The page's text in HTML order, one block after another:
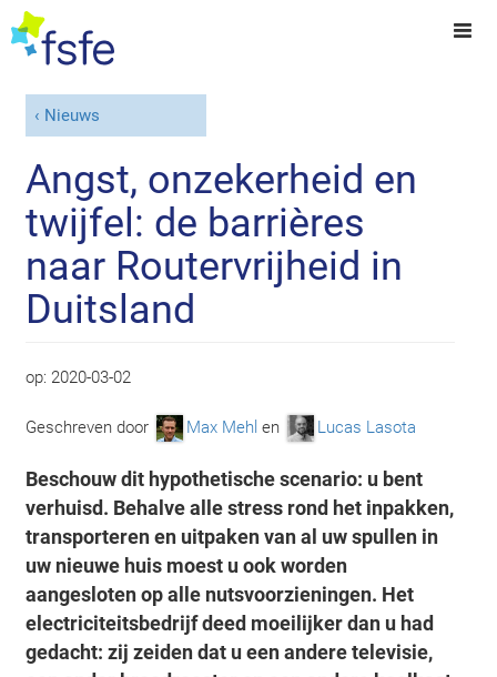
Nieuws
Angst, onzekerheid en
twijfel: de barrières
naar Routervrijheid in
Duitsland
op: 2020-03-02
Geschreven door Max Mehl en Lucas Lasota
Beschouw dit hypothetische scenario: u bent
verhuisd. Behalve alle stress rond het inpakken,
transporteren en uitpaken van al uw spullen in
uw nieuwe huis moest u ook worden
aangesloten op alle nutsvoorzieningen. Het
electriciteitsbedrijf deed moeilijker dan u had
gedacht: zij zeiden dat u een andere televisie,